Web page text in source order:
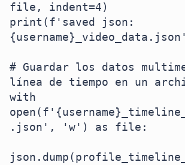
file, indent=4)
print(f'saved json:
# Guardar los datos
línea de tiempo en un
with
.json', 'w') as file: